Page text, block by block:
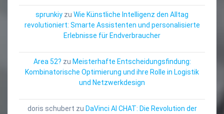
sprunkiy zu Wie Künstliche Intelligenz den Alltag
revolutioniert: Smarte Assistenten und personalisierte
Erlebnisse für Endverbraucher
Area 52? zu Meisterhafte Entscheidungsfindung:
Kombinatorische Optimierung und ihre Rolle in Logistik
und Netzwerkdesign
doris schubert zu DaVinci AI CHAT: Die Revolution der